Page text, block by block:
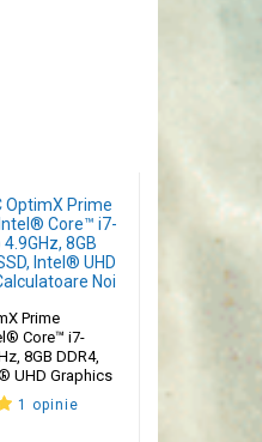
Prime
Core™ i7-
8GB DDR4,
UHD Graphics
1 opinie